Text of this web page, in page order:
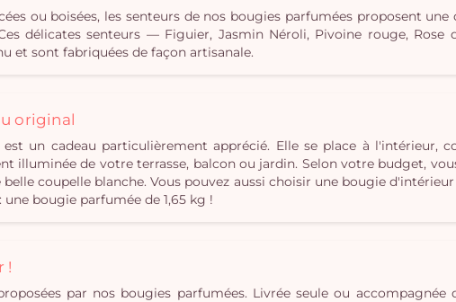
ou boisées, les senteurs de nos bougies parfumées proposent
délicates senteurs — Figuier, Jasmin Néroli, Pivoine rouge,
et sont fabriquées de façon artisanale.
original
un cadeau particulièrement apprécié. Elle se place à l'intérieur,
illuminée de votre terrasse, balcon ou jardin. Selon votre budget,
coupelle blanche. Vous pouvez aussi choisir une bougie
bougie parfumée de 1,65 kg !
!
par nos bougies parfumées. Livrée seule ou accompagnée